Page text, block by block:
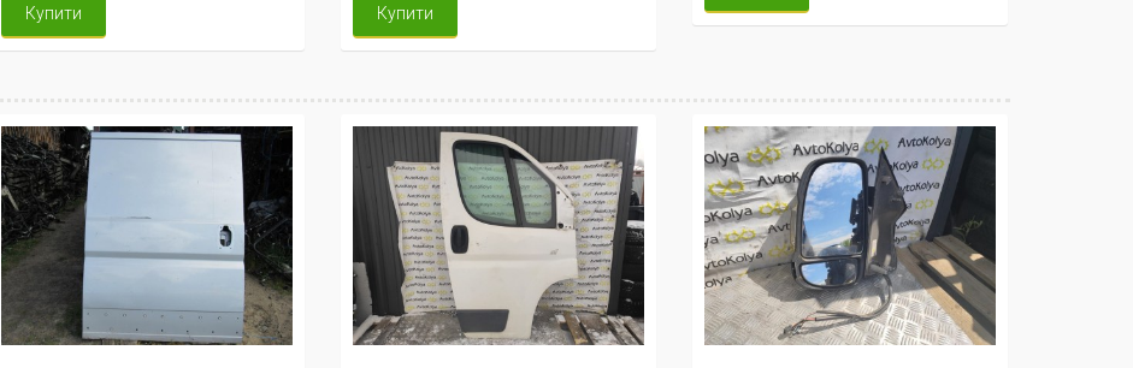
Купити Купити